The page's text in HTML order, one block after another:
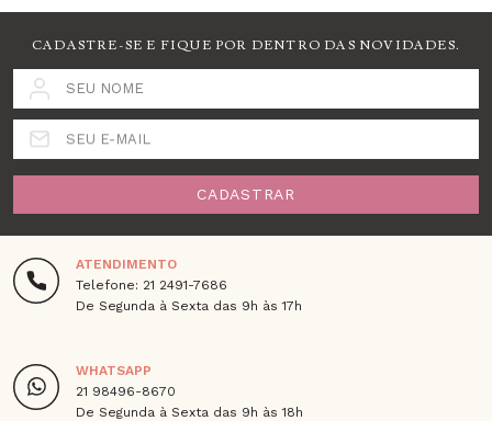
CADASTRE-SE E FIQUE POR DENTRO DAS NOVIDADES.
SEU NOME
SEU E-MAIL
CADASTRAR
ATENDIMENTO
Telefone: 21 2491-7686
De Segunda à Sexta das 9h às 17h
WHATSAPP
21 98496-8670
De Segunda à Sexta das 9h às 18h